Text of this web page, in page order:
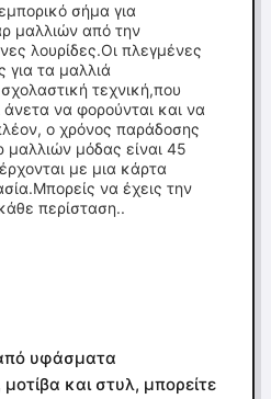
σήμα για
μαλλιών από την
λουρίδες.Οι πλεγμένες
για τα μαλλιά
τεχνική,που
άνετα να φορούνται και να
ο χρόνος παράδοσης
μαλλιών μόδας είναι 45
με μια κάρτα
να έχεις την
περίσταση..
υφάσματα
και στυλ, μπορείτε